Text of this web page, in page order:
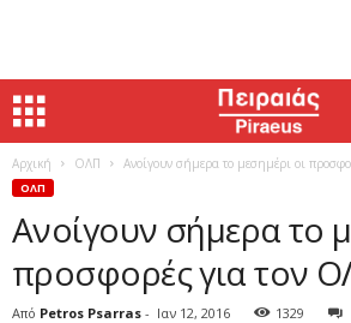
Αρχική ΟΛΠ Ανοίγουν σήμερα το μεσημέρι οι
ΟΛΠ
Ανοίγουν σήμερα το
προσφορές για τον
Από Petros Psarras - Ιαν 12, 2016 1329